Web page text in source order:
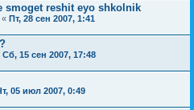
smoget reshit eyo shkolnik
« Пт, 28 сен 2007, 1:41
Сб, 15 сен 2007, 17:48
05 июл 2007, 0:49